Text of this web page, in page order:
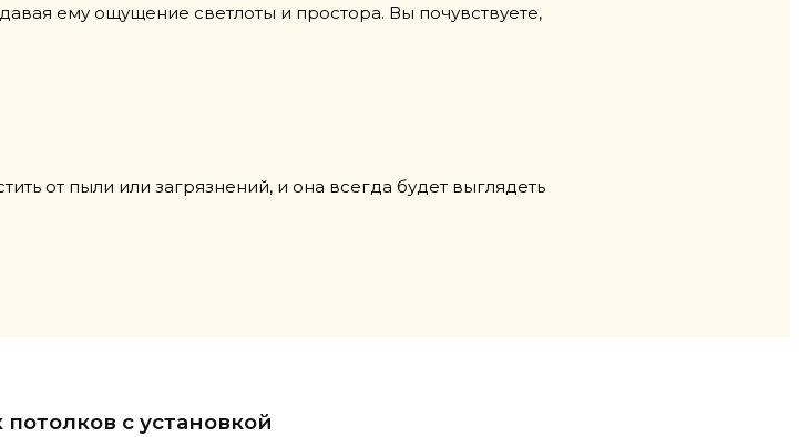
ему ощущение светлоты и простора. Вы почувствуете,
от пыли или загрязнений, и она всегда будет выглядеть
с установкой